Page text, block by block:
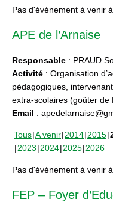
Pas d'événement à venir
APE de l’Arnaise
Responsable : PRAUD
Activité : Organisation
pédagogiques,
extra-scolaires (goûter de
Email :
Tous A venir 2014 2015
2023 2024 2025 2026
Pas d'événement à venir
FEP – Foyer